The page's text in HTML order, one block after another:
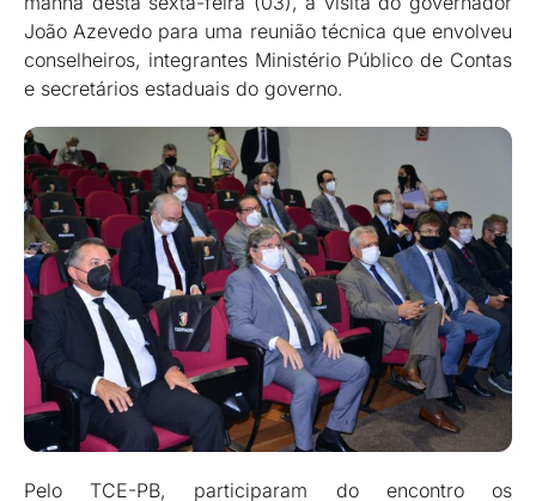
João Azevedo para uma reunião técnica que envolveu
conselheiros, integrantes Ministério Público de Contas
e secretários estaduais do governo.
Pelo TCE-PB, participaram do encontro os